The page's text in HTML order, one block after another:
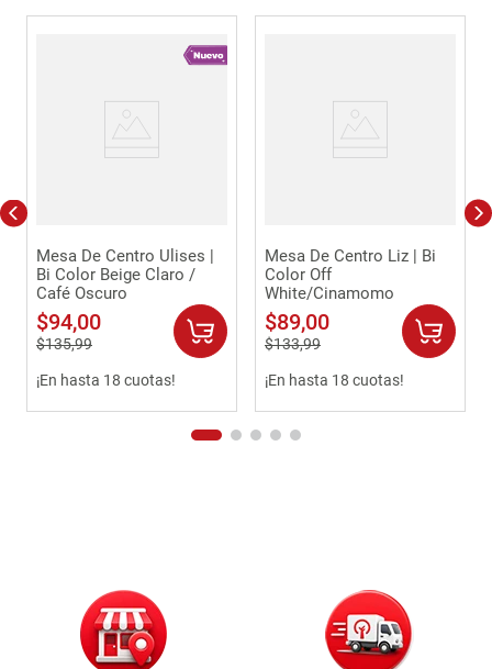
Mesa De Centro Ulises |
Bi Color Beige Claro /
Café Oscuro
$94,00
$135,99
¡En hasta 18 cuotas!
Mesa De Centro Liz | Bi
Color Off
White/Cinamomo
$89,00
$133,99
¡En hasta 18 cuotas!